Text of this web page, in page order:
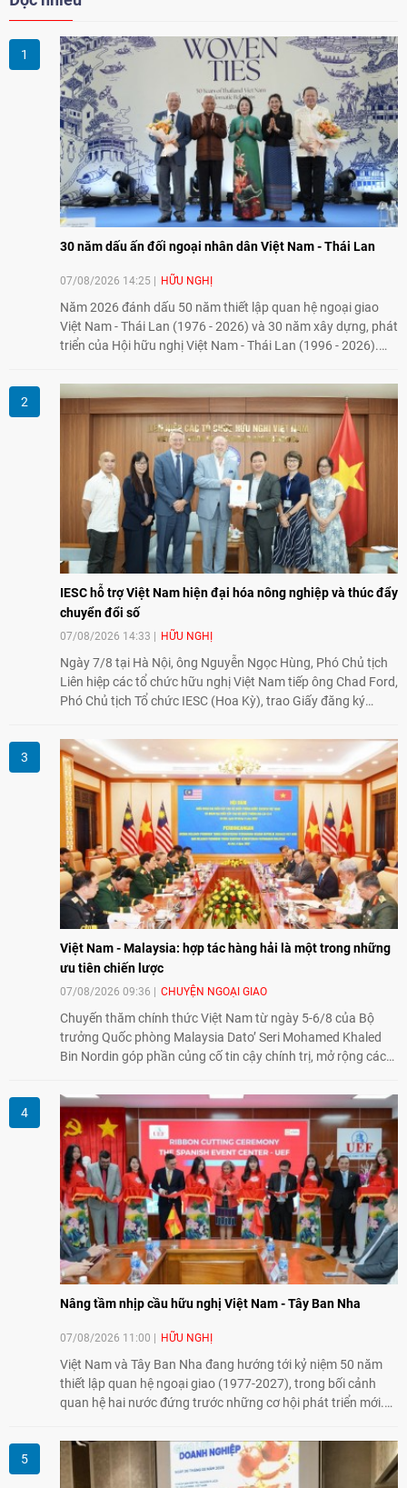
30 năm dấu ấn đối ngoại nhân dân Việt Nam - Thái Lan
07/08/2026 14:25 HỮU NGHỊ
Năm 2026 đánh dấu 50 năm thiết lập quan hệ ngoại giao
Việt Nam - Thái Lan (1976 - 2026) và 30 năm xây dựng, phát
triển của Hội hữu nghị Việt Nam - Thái Lan (1996 - 2026).
tình hữu nghị, đồng thời từng bước mở rộng hoạt động từ
giao lưu truyền thống sang kết nối địa phương, doanh
nghiệp, giáo dục, văn hóa và thế hệ trẻ, góp phần tăng
cường sự hiểu biết và hợp tác giữa nhân dân hai nước.
IESC hỗ trợ Việt Nam hiện đại hóa nông nghiệp và thúc đẩy
chuyển đổi số
07/08/2026 14:33 HỮU NGHỊ
Ngày 7/8 tại Hà Nội, ông Nguyễn Ngọc Hùng, Phó Chủ tịch
Liên hiệp các tổ chức hữu nghị Việt Nam tiếp ông Chad Ford,
Phó Chủ tịch Tổ chức IESC (Hoa Kỳ), trao Giấy đăng ký
đổi về định hướng triển khai Dự án "Mở rộng Thương mại
Nông nghiệp và An toàn thực phẩm Hoa Kỳ - Việt Nam",
hướng tới thúc đẩy chuyển đổi số, hiện đại hóa nông nghiệp
và mở rộng hợp tác phát triển giữa hai nước.
Việt Nam - Malaysia: hợp tác hàng hải là một trong những
ưu tiên chiến lược
07/08/2026 09:36 CHUYỆN NGOẠI GIAO
Chuyến thăm chính thức Việt Nam từ ngày 5-6/8 của Bộ
trưởng Quốc phòng Malaysia Dato’ Seri Mohamed Khaled
Bin Nordin góp phần củng cố tin cậy chính trị, mở rộng các
Malaysia theo hướng ngày càng thực chất.
Nâng tầm nhịp cầu hữu nghị Việt Nam - Tây Ban Nha
07/08/2026 11:00 HỮU NGHỊ
Việt Nam và Tây Ban Nha đang hướng tới kỷ niệm 50 năm
thiết lập quan hệ ngoại giao (1977-2027), trong bối cảnh
quan hệ hai nước đứng trước những cơ hội phát triển mới.
nhân dân có vai trò quan trọng trong việc củng cố nền tảng
xã hội, tăng cường hiểu biết, tin cậy và gắn bó giữa nhân
dân hai nước.